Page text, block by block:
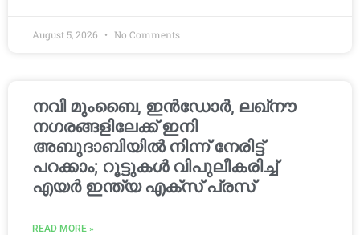
August 5, 2026 No Comments
നവി മുംബൈ, ഇൻഡോർ, ലഖ്നൗ
നഗരങ്ങളിലേക്ക് ഇനി
അബുദാബിയിൽ നിന്ന് നേരിട്ട്
പറക്കാം; റൂട്ടുകൾ വിപുലീകരിച്ച്
എയർ ഇന്ത്യ എക്സ് പ്രസ്
READ MORE »